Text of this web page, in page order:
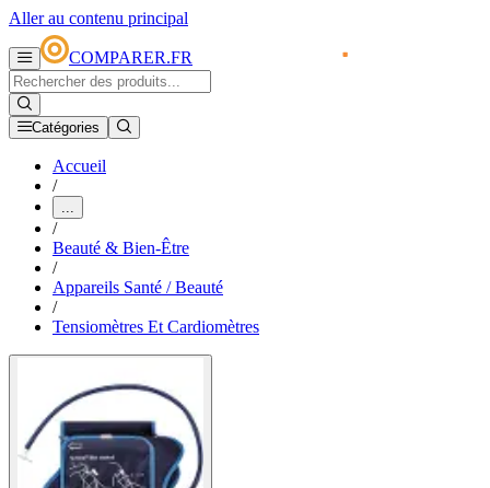
Aller au contenu principal
COMPARER.FR
Catégories
Accueil
/
...
/
Beauté & Bien-Être
/
Appareils Santé / Beauté
/
Tensiomètres Et Cardiomètres